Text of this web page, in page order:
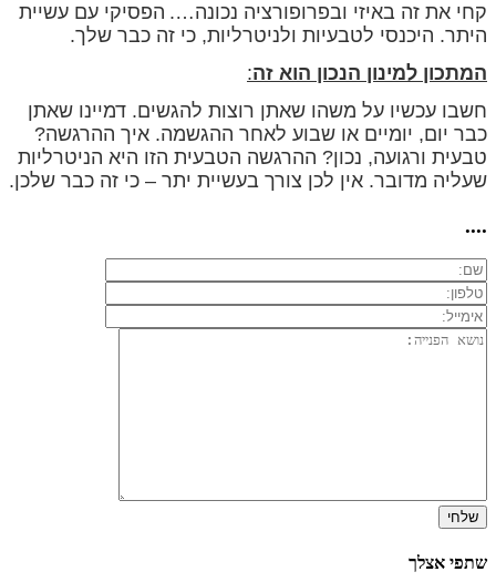
קחי את זה באיזי ובפרופורציה נכונה…. הפסיקי עם עשיית
היתר. היכנסי לטבעיות ולניטרליות, כי זה כבר שלך.
המתכון למינון הנכון הוא זה:
חשבו עכשיו על משהו שאתן רוצות להגשים. דמיינו שאתן
כבר יום, יומיים או שבוע לאחר ההגשמה. איך ההרגשה?
טבעית ורגועה, נכון? ההרגשה הטבעית הזו היא הניטרליות
שעליה מדובר. אין לכן צורך בעשיית יתר – כי זה כבר שלכן.
....
שתפי אצלך